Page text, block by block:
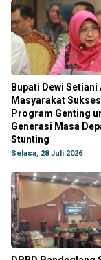
Bupati Dewi Setiani
Masyarakat
Program Genting
Generasi Masa
Stunting
Selasa, 28 Juli 2026